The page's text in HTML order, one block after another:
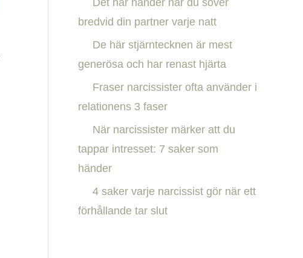
f
r
Det här händer när du sover
bredvid din partner varje natt
De här stjärntecknen är mest
generösa och har renast hjärta
Fraser narcissister ofta använder i
relationens 3 faser
När narcissister märker att du
tappar intresset: 7 saker som
händer
4 saker varje narcissist gör när ett
förhållande tar slut